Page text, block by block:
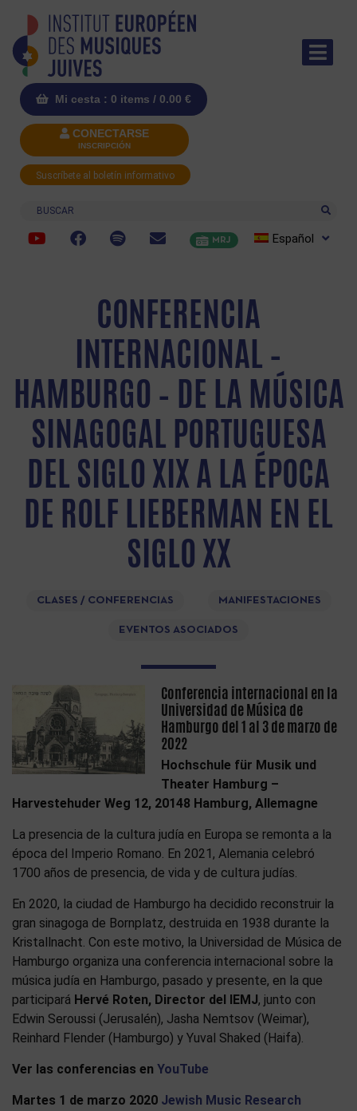
Mi cesta : 0 items / 0.00 €
CONECTARSE
INSCRIPCIÓN
Suscríbete al boletín informativo
Buscar
MRJ Español
CONFERENCIA
INTERNACIONAL –
HAMBURGO – DE LA MÚSICA
SINAGOGAL PORTUGUESA
DEL SIGLO XIX A LA ÉPOCA
DE ROLF LIEBERMAN EN EL
SIGLO XX
CLASES / CONFERENCIAS MANIFESTACIONES
EVENTOS ASOCIADOS
Conferencia internacional en la
Universidad de Música de
Hamburgo del 1 al 3 de marzo de
2022
Hochschule für Musik und
Theater Hamburg –
Harvestehuder Weg 12, 20148 Hamburg, Allemagne
La presencia de la cultura judía en Europa se remonta a la
época del Imperio Romano. En 2021, Alemania celebró
1700 años de presencia, de vida y de cultura judías.
En 2020, la ciudad de Hamburgo ha decidido reconstruir la
gran sinagoga de Bornplatz, destruida en 1938 durante la
Kristallnacht. Con este motivo, la Universidad de Música de
Hamburgo organiza una conferencia internacional sobre la
música judía en Hamburgo, pasado y presente, en la que
participará Hervé Roten, Director del IEMJ, junto con
Edwin Seroussi (Jerusalén), Jasha Nemtsov (Weimar),
Reinhard Flender (Hamburgo) y Yuval Shaked (Haifa).
Ver las conferencias en YouTube
Martes 1 de marzo 2020 Jewish Music Research